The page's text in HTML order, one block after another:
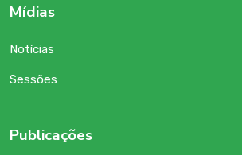
Mídias
Notícias
Sessões
Publicações